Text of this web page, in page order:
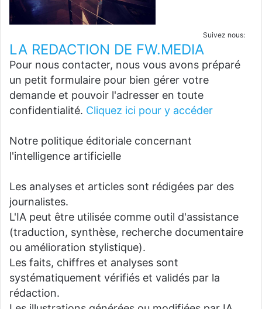
Suivez nous:
LA REDACTION DE FW.MEDIA
Pour nous contacter, nous vous avons préparé
un petit formulaire pour bien gérer votre
demande et pouvoir l'adresser en toute
confidentialité. Cliquez ici pour y accéder
Notre politique éditoriale concernant
l'intelligence artificielle
Les analyses et articles sont rédigées par des
journalistes.
L'IA peut être utilisée comme outil d'assistance
(traduction, synthèse, recherche documentaire
ou amélioration stylistique).
Les faits, chiffres et analyses sont
systématiquement vérifiés et validés par la
rédaction.